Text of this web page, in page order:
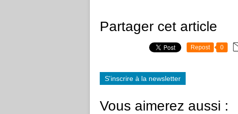
Partager cet article
Repost 0
S'inscrire à la newsletter
Vous aimerez aussi :